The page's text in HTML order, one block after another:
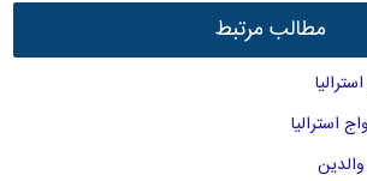
مطالب مرتبط
استرالیا
والدین